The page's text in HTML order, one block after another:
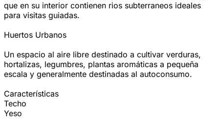
que en su interior contienen rios subterraneos ideales
para visitas guiadas.
Huertos Urbanos
Un espacio al aire libre destinado a cultivar verduras,
hortalizas, legumbres, plantas aromáticas a pequeña
escala y generalmente destinadas al autoconsumo.
Características
Techo
Yeso